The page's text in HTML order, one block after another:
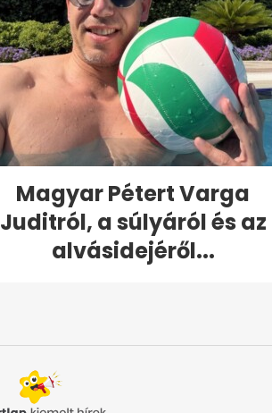
Magyar Pétert Varga
Juditról, a súlyáról és az
alvásidejéről...